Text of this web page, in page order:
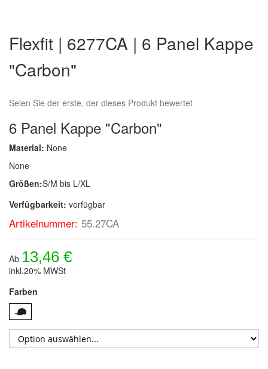
der
Bildergalerie
springen
Flexfit | 6277CA | 6 Panel Kappe
"Carbon"
Seien Sie der erste, der dieses Produkt bewertet
6 Panel Kappe "Carbon"
Material: None
None
Größen:S/M bis L/XL
Verfügbarkeit: verfügbar
Artikelnummer: 55.27CA
Ab 13,46 €
inkl.20% MWSt
Farben